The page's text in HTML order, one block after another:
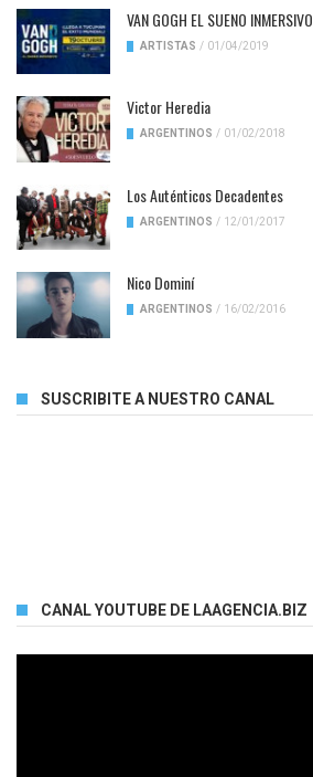
VAN GOGH EL SUENO INMERSIVO
ARTISTAS / 01/04/2019
Victor Heredia
ARGENTINOS / 01/02/2018
Los Auténticos Decadentes
ARGENTINOS / 12/01/2017
Nico Dominí
ARGENTINOS / 16/02/2016
SUSCRIBITE A NUESTRO CANAL
CANAL YOUTUBE DE LAAGENCIA.BIZ